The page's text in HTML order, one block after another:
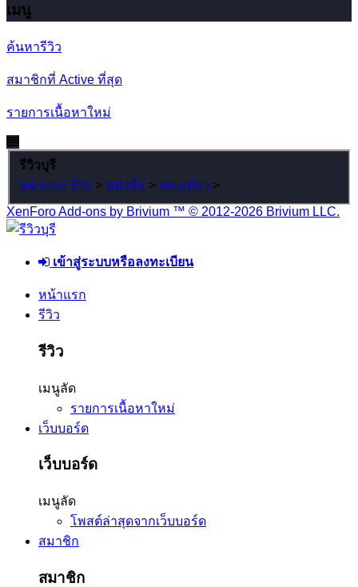
เมนู
ค้นหารีวิว
สมาชิกที่ Active ที่สุด
รายการเนื้อหาใหม่
รีวิวบุรี
หน้าแรก รีวิว > หนังสือ > ท่องเที่ยว >
XenForo Add-ons by Brivium ™ © 2012-2026 Brivium LLC.
เข้าสู่ระบบหรือลงทะเบียน
หน้าแรก
รีวิว
รีวิว
เมนูลัด
รายการเนื้อหาใหม่
เว็บบอร์ด
เว็บบอร์ด
เมนูลัด
โพสต์ล่าสุดจากเว็บบอร์ด
สมาชิก
สมาชิก